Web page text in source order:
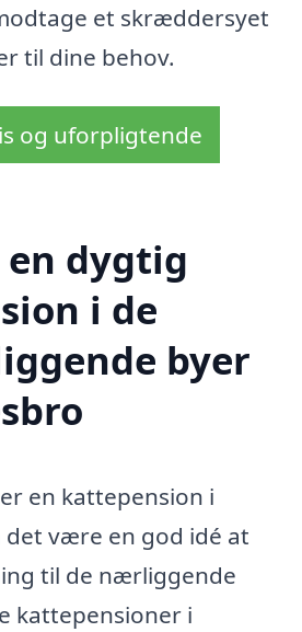
et skræddersyet
til dine behov.
og uforpligtende
en dygtig
i de
byer
en kattepension i
det være en god idé at
til de nærliggende
kattepensioner i